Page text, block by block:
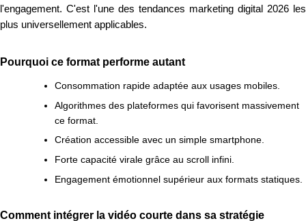
l'engagement. C'est l'une des tendances marketing digital 2026 les
plus universellement applicables.
Pourquoi ce format performe autant
Consommation rapide adaptée aux usages mobiles.
Algorithmes des plateformes qui favorisent massivement
ce format.
Création accessible avec un simple smartphone.
Forte capacité virale grâce au scroll infini.
Engagement émotionnel supérieur aux formats statiques.
Comment intégrer la vidéo courte dans sa stratégie